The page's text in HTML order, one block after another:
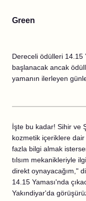
Green
Dereceli ödülleri 14.15
başlanacak ancak
yamanın ilerleyen
İşte bu kadar! Sihir ve
kozmetik içeriklere
fazla bilgi almak
tılsım mekanikleriyle
direkt oynayacağım,"
14.15 Yaması'nda
Yakındiyar'da